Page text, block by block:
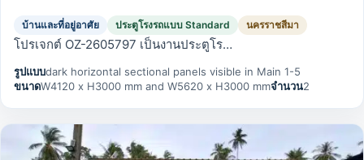
บ้านและที่อยู่อาศัย ประตูโรงรถแบบ Standard นครราชสีมา
โปรเจกต์ OZ-2605797 เป็นงานประตูโร…
รูปแบบdark horizontal sectional panels visible in Main 1-5
ขนาดW4120 x H3000 mm and W5620 x H3000 mmจำนวน2